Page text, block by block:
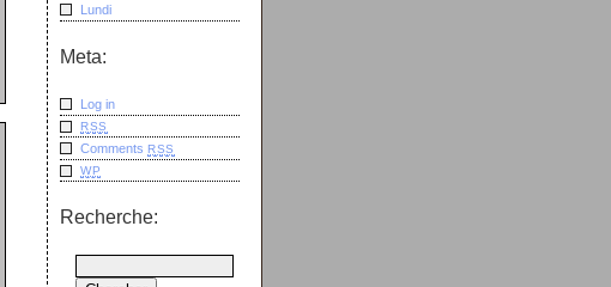
Lundi
Meta:
Log in
RSS
Comments RSS
WP
Recherche: